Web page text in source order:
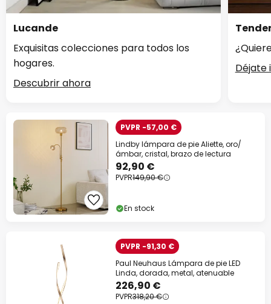
Lucande
Exquisitas colecciones para todos los
hogares.
Descubrir ahora
Déjate
PVPR -57,00 €
Lindby lámpara de pie Aliette, oro/
ámbar, cristal, brazo de lectura
92,90 €
PVPR149,90 €
En stock
PVPR -91,30 €
Paul Neuhaus Lámpara de pie LED
Linda, dorada, metal, atenuable
226,90 €
PVPR318,20 €